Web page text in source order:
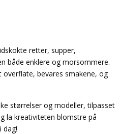
retter, supper,
både enklere og morsommere.
bevares smakene, og
størrelser og modeller, tilpasset
la kreativiteten blomstre på
dag!